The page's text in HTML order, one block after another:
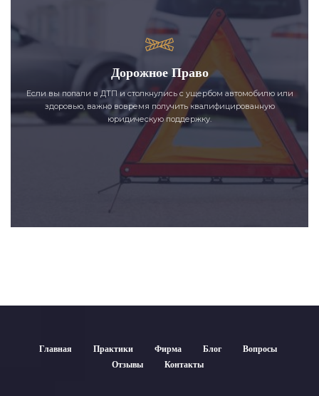
Дорожное Право
Если вы попали в ДТП и столкнулись с ущербом автомобилю или
здоровью, важно вовремя получить квалифицированную
юридическую поддержку.
Главная Практики Фирма Блог
Вопросы
Отзывы
Контакты